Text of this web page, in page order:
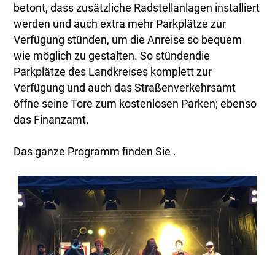
betont, dass zusätzliche Radstellanlagen installiert
werden und auch extra mehr Parkplätze zur
Verfügung stünden, um die Anreise so bequem
wie möglich zu gestalten. So stündendie
Parkplätze des Landkreises komplett zur
Verfügung und auch das Straßenverkehrsamt
öffne seine Tore zum kostenlosen Parken; ebenso
das Finanzamt.
Das ganze Programm finden Sie .